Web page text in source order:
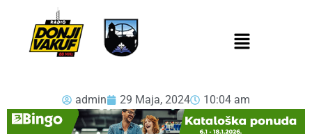
admin 29 Maja, 2024 10:04 am